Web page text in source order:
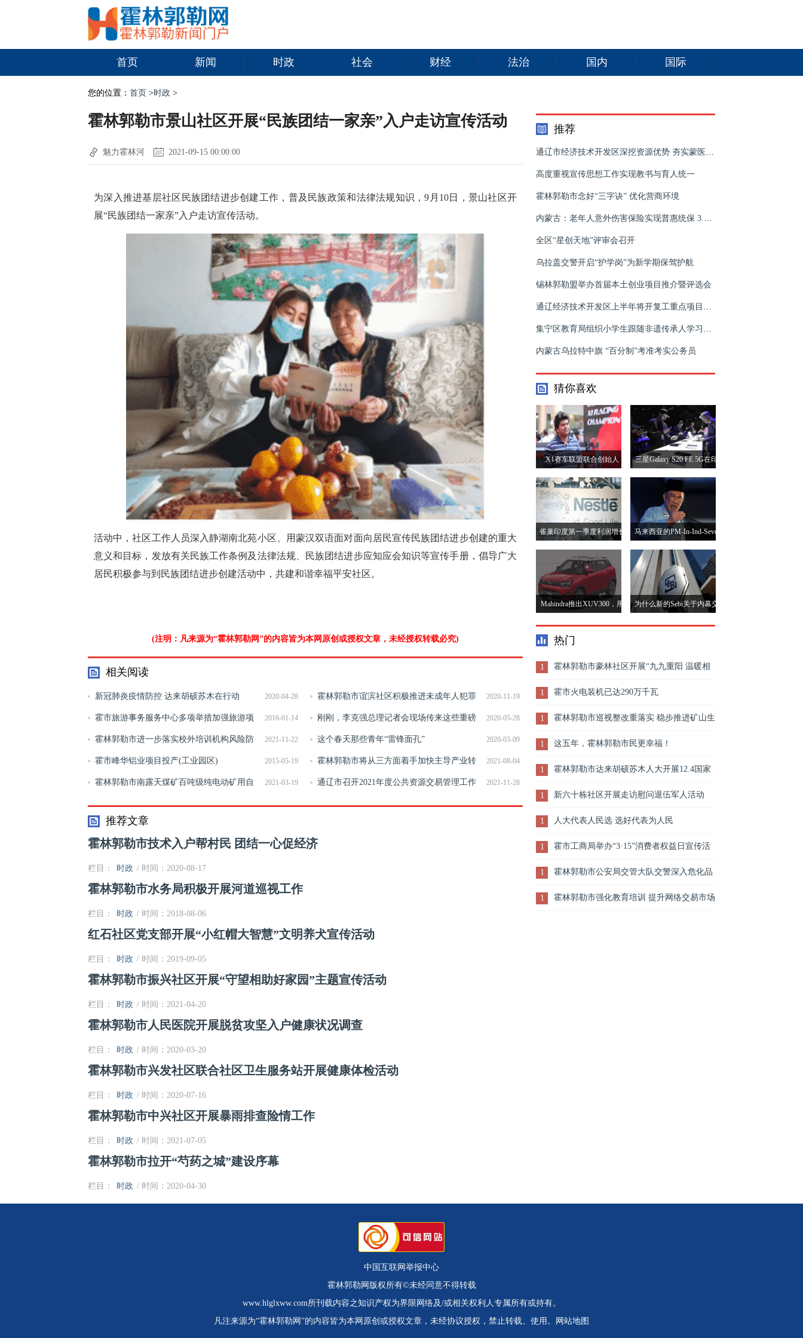
首页 新闻 时政 社会 财经 法治 国内 国际
您的位置： 首页 >时政 >
霍林郭勒市景山社区开展“民族团结一家亲”入户走访宣传活动
魅力霍林河 2021-09-15 00:00:00
为深入推进基层社区民族团结进步创建工作，普及民族政策和法律法规知识，9月10日，景山社区开
展“民族团结一家亲”入户走访宣传活动。
活动中，社区工作人员深入静湖南北苑小区、用蒙汉双语面对面向居民宣传民族团结进步创建的重大
意义和目标，发放有关民族工作条例及法律法规、民族团结进步应知应会知识等宣传手册，倡导广大
居民积极参与到民族团结进步创建活动中，共建和谐幸福平安社区。
(注明：凡来源为“霍林郭勒网”的内容皆为本网原创或授权文章，未经授权转载必究)
相关阅读
2020-04-28
新冠肺炎疫情防控 达来胡硕苏木在行动 2020-11-19
霍林郭勒市谊滨社区积极推进未成年人犯罪
预防和教育矫治“复苗工程”工作
2016-01-14
霍市旅游事务服务中心多项举措加强旅游项
目建设
2020-05-28
刚刚，李克强总理记者会现场传来这些重磅
消息！
2021-11-22
霍林郭勒市进一步落实校外培训机构风险防
控工作
2020-03-09
这个春天那些青年“雷锋面孔”
2015-05-19
霍市峰华铝业项目投产(工业园区) 2021-08-04
霍林郭勒市将从三方面着手加快主导产业转
型升级
2021-03-19
霍林郭勒市南露天煤矿百吨级纯电动矿用自
卸车研发项目启动
2021-11-28
通辽市召开2021年度公共资源交易管理工作
联席会议
推荐文章
霍林郭勒市技术入户帮村民 团结一心促经济
栏目： 时政 / 时间：2020-08-17
霍林郭勒市水务局积极开展河道巡视工作
栏目： 时政 / 时间：2018-08-06
红石社区党支部开展“小红帽大智慧”文明养犬宣传活动
栏目： 时政 / 时间：2019-09-05
霍林郭勒市振兴社区开展“守望相助好家园”主题宣传活动
栏目： 时政 / 时间：2021-04-20
霍林郭勒市人民医院开展脱贫攻坚入户健康状况调查
栏目： 时政 / 时间：2020-03-20
霍林郭勒市兴发社区联合社区卫生服务站开展健康体检活动
栏目： 时政 / 时间：2020-07-16
霍林郭勒市中兴社区开展暴雨排查险情工作
栏目： 时政 / 时间：2021-07-05
霍林郭勒市拉开“芍药之城”建设序幕
栏目： 时政 / 时间：2020-04-30
推荐
通辽市经济技术开发区深挖资源优势 夯实蒙医药产业基础
高度重视宣传思想工作实现教书与育人统一
霍林郭勒市念好“三字诀” 优化营商环境
内蒙古：老年人意外伤害保险实现普惠统保 3.6万人受益
全区“星创天地”评审会召开
乌拉盖交警开启“护学岗”为新学期保驾护航
锡林郭勒盟举办首届本土创业项目推介暨评选会
通辽经济技术开发区上半年将开复工重点项目65个
集宁区教育局组织小学生跟随非遗传承人学习传统剪纸
内蒙古乌拉特中旗 “百分制”考准考实公务员
猜你喜欢
X1赛车联盟联合创始人
Abhinandan Balasubramanian
说，我们正在突破赛车运动
周围的神话
三星Galaxy S20 FE 5G在印
度推出;请参阅价格，规格
和其他细节
雀巢印度第一季度利润增长
14.6％至60.2亿卢比，营业
额超过预期
马来西亚的PM-In-Ind-Sevel
寻求与印度的棕榈油紧张局
势结束
Mahindra推出XUV300，用 为什么新的Sebi关于内幕交
热门
1 霍林郭勒市豪林社区开展“九九重阳 温暖相
伴”重阳节读书活动
1 霍市火电装机已达290万千瓦
1 霍林郭勒市巡视整改重落实 稳步推进矿山生
态修复治理工作
1 这五年，霍林郭勒市民更幸福！
1 霍林郭勒市达来胡硕苏木人大开展12.4国家
宪法日法治宣传活动
1 新六十栋社区开展走访慰问退伍军人活动
1 人大代表人民选 选好代表为人民
1 霍市工商局举办“3·15”消费者权益日宣传活
动1 霍林郭勒市公安局交管大队交警深入危化品
运输企业开展交通安全检查工作
1 霍林郭勒市强化教育培训 提升网络交易市场
中国互联网举报中心
霍林郭勒网版权所有©未经同意不得转载
www.hlglxww.com所刊载内容之知识产权为界限网络及/或相关权利人专属所有或持有。
凡注来源为“霍林郭勒网”的内容皆为本网原创或授权文章，未经协议授权，禁止转载、使用。
网站地图